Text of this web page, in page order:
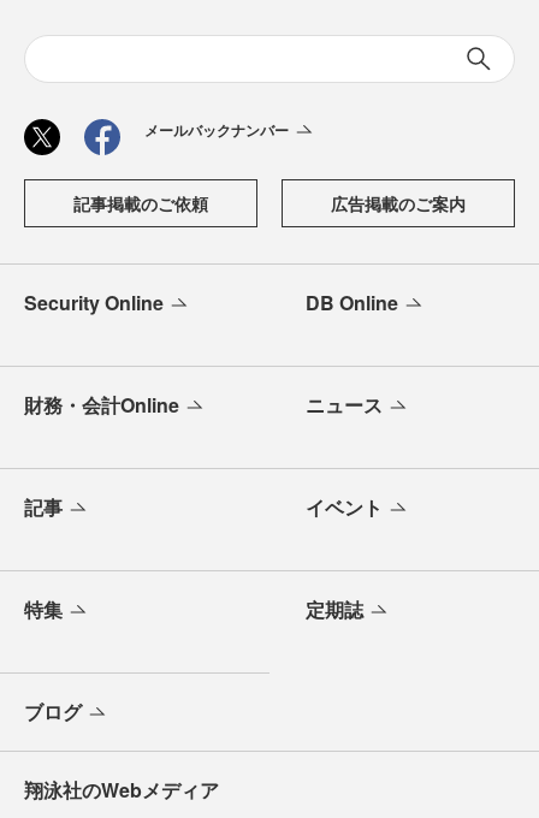
メールバックナンバー
記事掲載のご依頼 広告掲載のご案内
Security Online DB Online
財務・会計Online ニュース
記事 イベント
特集 定期誌
ブログ
翔泳社のWebメディア